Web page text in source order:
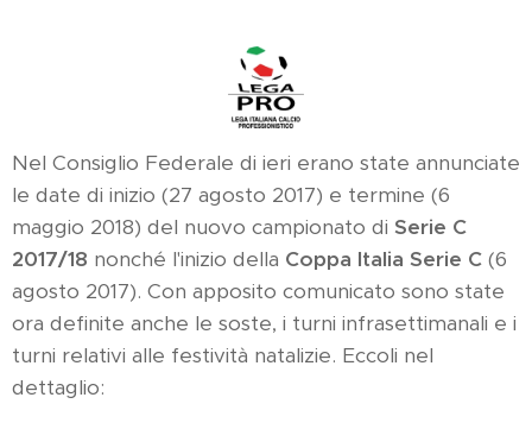
Nel Consiglio Federale di ieri erano state annunciate
le date di inizio (27 agosto 2017) e termine (6
maggio 2018) del nuovo campionato di Serie C
2017/18 nonché l'inizio della Coppa Italia Serie C (6
agosto 2017). Con apposito comunicato sono state
ora definite anche le soste, i turni infrasettimanali e i
turni relativi alle festività natalizie. Eccoli nel
dettaglio: